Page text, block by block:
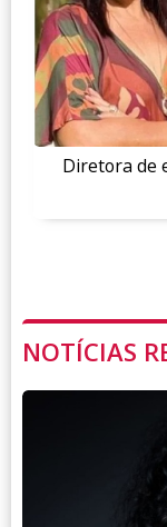
Diretora de
NOTÍCIAS